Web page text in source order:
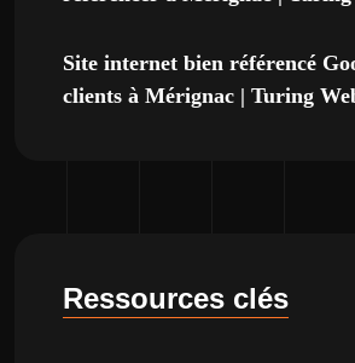
Site internet bien référencé
clients à Mérignac | Turing
Ressources clés